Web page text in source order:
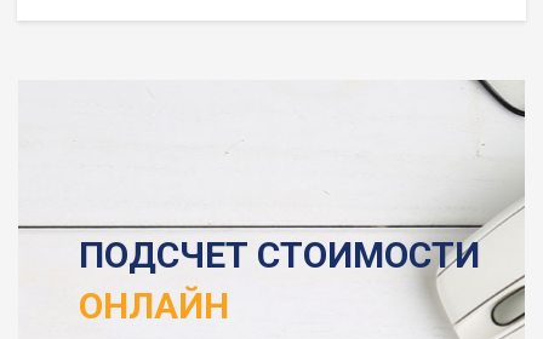
ПОДСЧЕТ СТОИМОСТИ
ОНЛАЙН